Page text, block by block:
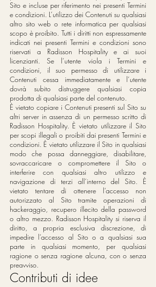
Sito e incluse per riferimento nei presenti Termini
e condizioni. L’utilizzo dei Contenuti su qualsiasi
altro sito web o rete informatica per qualsiasi
scopo è proibito. Tutti i diritti non espressamente
indicati nei presenti Termini e condizioni sono
riservati a Radisson Hospitality e ai suoi
licenzianti. Se l’utente viola i Termini e
condizioni, il suo permesso di utilizzare i
Contenuti cessa immediatamente e l’utente
dovrà subito distruggere qualsiasi copia
prodotta di qualsiasi parte del contenuto.
È vietato copiare i Contenuti presenti sul Sito su
altri server in assenza di un permesso scritto di
Radisson Hospitality. È vietato utilizzare il Sito
per scopi illegali o proibiti dai presenti Termini e
condizioni. È vietato utilizzare il Sito in qualsiasi
modo che possa danneggiare, disabilitare,
sovraccaricare o compromettere il Sito o
interferire con qualsiasi altro utilizzo e
navigazione di terzi all’interno del Sito. È
vietato tentare di ottenere l’accesso non
autorizzato al Sito tramite operazioni di
hackeraggio, recupero illecito della password
o altro mezzo. Radisson Hospitality si riserva il
diritto, a propria esclusiva discrezione, di
impedire l’accesso al Sito o a qualsiasi sua
parte in qualsiasi momento, per qualsiasi
ragione o senza ragione alcuna, con o senza
preavviso.
Contributi di idee